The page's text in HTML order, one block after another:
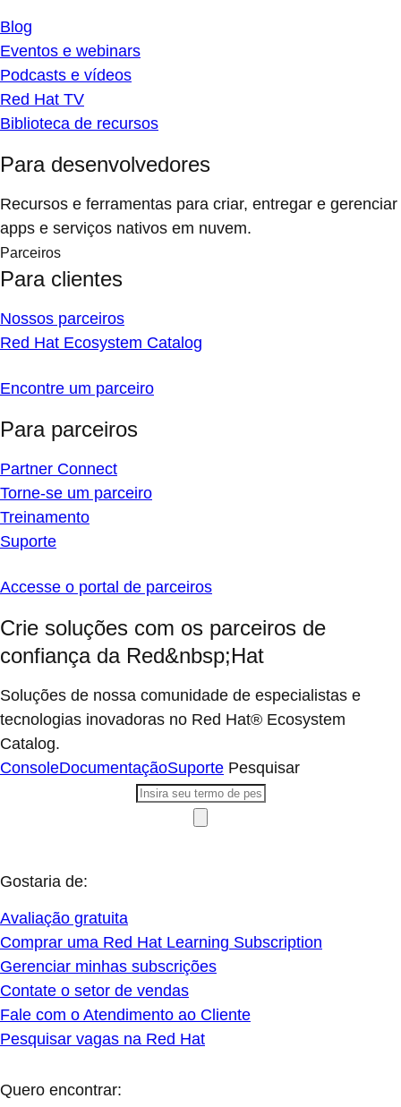
Blog
Eventos e webinars
Podcasts e vídeos
Red Hat TV
Biblioteca de recursos
Para desenvolvedores
Recursos e ferramentas para criar, entregar e gerenciar
apps e serviços nativos em nuvem.
Parceiros
Para clientes
Nossos parceiros
Red Hat Ecosystem Catalog
Encontre um parceiro
Para parceiros
Partner Connect
Torne-se um parceiro
Treinamento
Suporte
Accesse o portal de parceiros
Crie soluções com os parceiros de
confiança da Red&nbsp;Hat
Soluções de nossa comunidade de especialistas e
tecnologias inovadoras no Red Hat® Ecosystem
Catalog.
ConsoleDocumentaçãoSuporte Pesquisar
Gostaria de:
Avaliação gratuita
Comprar uma Red Hat Learning Subscription
Gerenciar minhas subscrições
Contate o setor de vendas
Fale com o Atendimento ao Cliente
Pesquisar vagas na Red Hat
Quero encontrar: